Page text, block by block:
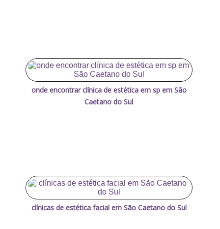
onde encontrar clínica de estética em sp em São
Caetano do Sul
clínicas de estética facial em São Caetano do Sul